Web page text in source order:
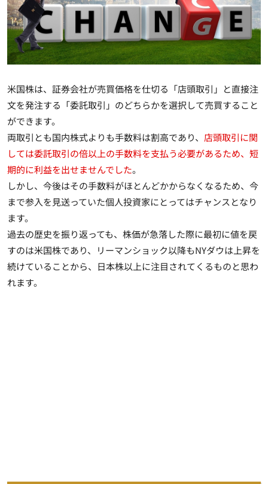
米国株は、証券会社が売買価格を仕切る「店頭取引」と直接注
文を発注する「委託取引」のどちらかを選択して売買すること
ができます。
両取引とも国内株式よりも手数料は割高であり、 店頭取引に関
しては委託取引の倍以上の手数料を支払う必要があるため、短
期的に利益を出せませんでした。
しかし、 今後はその手数料がほとんどかからなくなるため、今
まで参入を見送っていた個人投資家にとってはチャンスとなり
ます。
過去の歴史を振り返っても、株価が急落した際に最初に値を戻
すのは米国株であり、リーマンショック以降もNYダウは上昇を
続けていることから、日本株以上に注目されてくるものと思わ
れます。